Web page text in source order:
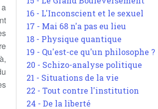
16 - L'Inconscient et le sexuel
17 - Mai 68 n'a pas eu lieu
18 - Physique quantique
19 - Qu'est-ce qu'un philosophe ?
20 - Schizo-analyse politique
21 - Situations de la vie
22 - Tout contre l'institution
24 - De la liberté